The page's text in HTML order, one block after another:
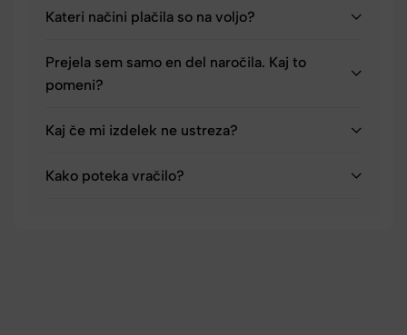
Kateri načini plačila so na voljo?
Prejela sem samo en del naročila. Kaj to
pomeni?
Kaj če mi izdelek ne ustreza?
Kako poteka vračilo?